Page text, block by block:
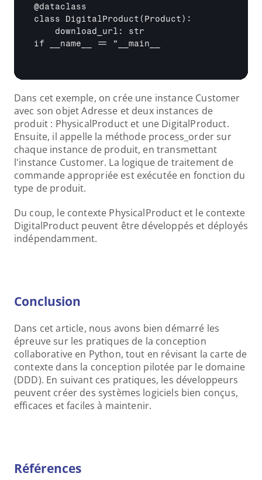
@dataclass
class DigitalProduct(Product):
    download_url: str
if
__name__ == " __main__
Dans cet exemple, on crée une instance Customer
avec son objet Adresse et deux instances de
produit : PhysicalProduct et une DigitalProduct.
Ensuite, il appelle la méthode process_order sur
chaque instance de produit, en transmettant
l'instance Customer. La logique de traitement de
commande appropriée est exécutée en fonction du
type de produit.
Du coup, le contexte PhysicalProduct et le contexte
DigitalProduct peuvent être développés et déployés
indépendamment.
Conclusion
Dans cet article, nous avons bien démarré les
épreuve sur les pratiques de la conception
collaborative en Python, tout en révisant la carte de
contexte dans la conception pilotée par le domaine
(DDD). En suivant ces pratiques, les développeurs
peuvent créer des systèmes logiciels bien conçus,
efficaces et faciles à maintenir.
Références